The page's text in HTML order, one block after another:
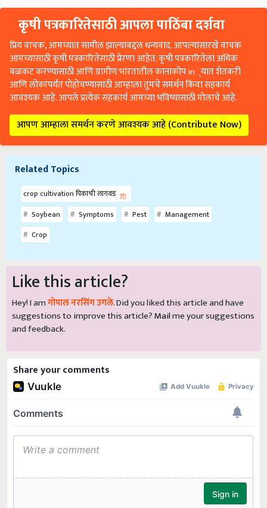
कृषी पत्रकारितेसाठी आपला पाठिंबा दर्शवा
प्रिय वाचक, आमच्यात सामील झाल्याबद्दल धन्यवाद. आपल्यासारखे वाचक
आमच्यासाठी कृषी पत्रकारितेसाठी प्रेरणा आहेत. कृषी पत्रकारितेला अधिक
बळकट करण्यासाठी आणि ग्रामीण भारतातील कानाकोप in्यात शेतकरी
आणि लोकांपर्यंत पोहोचण्यासाठी आम्हाला तुमचे समर्थन किंवा सहकार्य
आवश्यक आहे. आपले प्रत्येक सहकार्य आमच्या भविष्यासाठी मोलाचे आहे.
आपण आम्हाला समर्थन करणे आवश्यक आहे (Contribute Now)
Related Topics
crop cultivation पिकाची लागवड
Soybean
Symptoms Pest
Management
Crop
Like this article?
Hey! I amगोपाल नरसिंग उगले. Did you liked this article and have
suggestions to improve this article?Mailme your suggestions
and feedback.
Share your comments